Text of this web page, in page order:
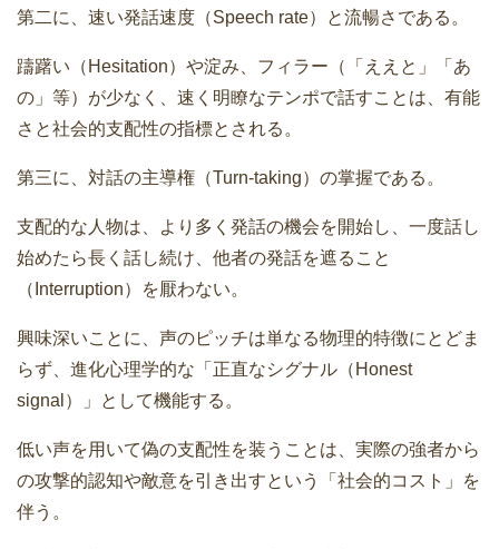
第二に、速い発話速度（Speech rate）と流暢さである。
躊躇い（Hesitation）や淀み、フィラー（「ええと」「あ
の」等）が少なく、速く明瞭なテンポで話すことは、有能
さと社会的支配性の指標とされる。
第三に、対話の主導権（Turn-taking）の掌握である。
支配的な人物は、より多く発話の機会を開始し、一度話し
始めたら長く話し続け、他者の発話を遮ること
（Interruption）を厭わない。
興味深いことに、声のピッチは単なる物理的特徴にとどま
らず、進化心理学的な「正直なシグナル（Honest
signal）」として機能する。
低い声を用いて偽の支配性を装うことは、実際の強者から
の攻撃的認知や敵意を引き出すという「社会的コスト」を
伴う。